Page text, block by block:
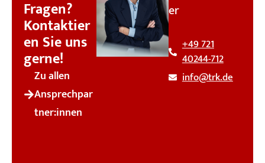
Fragen?
Kontaktier
en Sie uns
gerne!
Zu allen
Ansprechpar
tner:innen
er
+49 721
40244-712
info@trk.de